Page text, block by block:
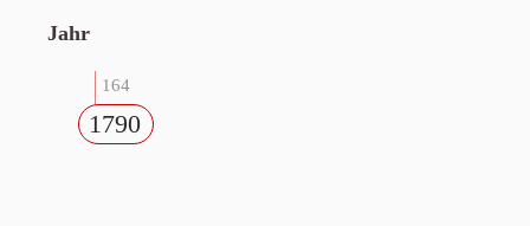
Jahr
164
1790